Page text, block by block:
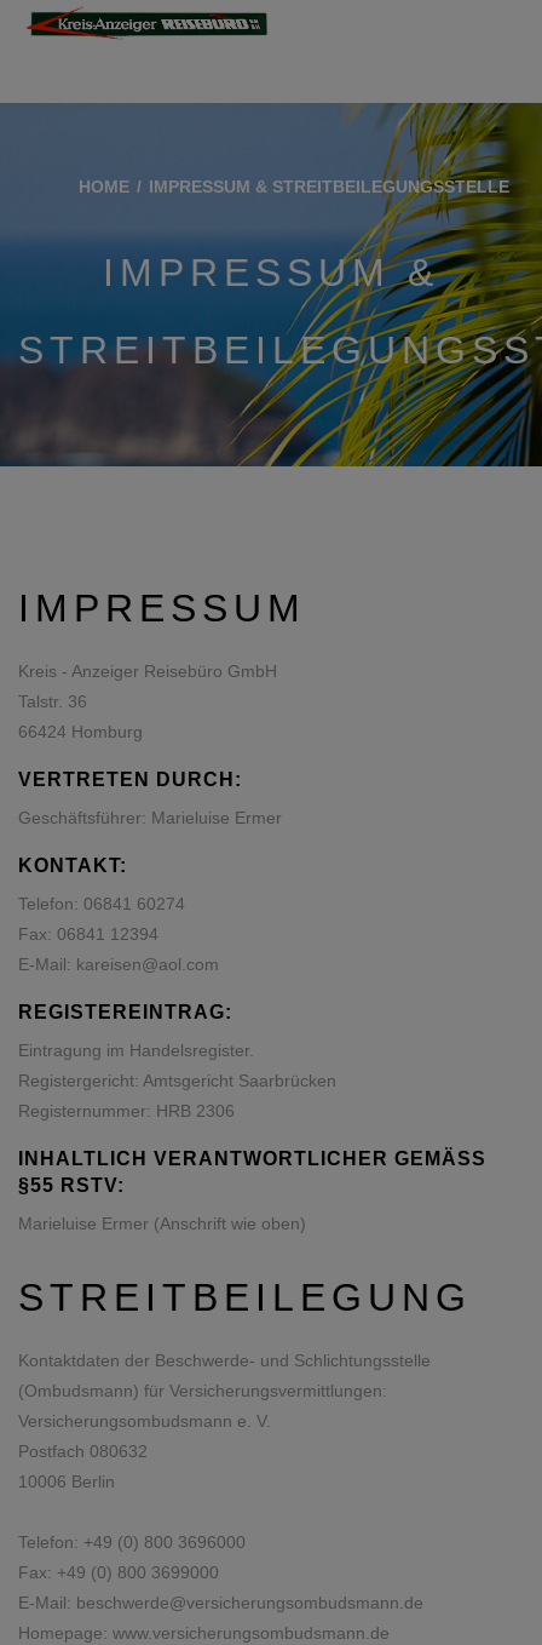
HOME IMPRESSUM & STREITBEILEGUNGSSTELLE
IMPRESSUM &
IMPRESSUM
Kreis - Anzeiger Reisebüro GmbH
Talstr. 36
66424 Homburg
VERTRETEN DURCH:
Geschäftsführer: Marieluise Ermer
KONTAKT:
Telefon: 06841 60274
Fax: 06841 12394
E-Mail: kareisen@aol.com
REGISTEREINTRAG:
Eintragung im Handelsregister.
Registergericht: Amtsgericht Saarbrücken
Registernummer: HRB 2306
INHALTLICH VERANTWORTLICHER GEMÄSS §
55 RSTV:
Marieluise Ermer (Anschrift wie oben)
STREITBEILEGUNG
Kontaktdaten der Beschwerde- und Schlichtungsstelle
(Ombudsmann) für Versicherungsvermittlungen:
Versicherungsombudsmann e. V.
Postfach 080632
10006 Berlin
Telefon: +49 (0) 800 3696000
Fax: +49 (0) 800 3699000
E-Mail: beschwerde@versicherungsombudsmann.de
Homepage: www.versicherungsombudsmann.de